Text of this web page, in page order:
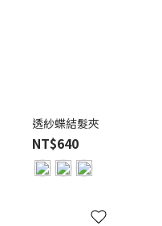
透紗蝶結髮夾
NT$640